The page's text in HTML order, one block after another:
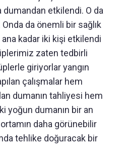
dumandan etkilendi. O da
da önemli bir sağlık
kadar iki kişi etkilendi
zaten tedbirli
giriyorlar yangın
çalışmalar hem
dumanın tahliyesi hem
yoğun dumanın bir an
daha görünebilir
tehlike doğuracak bir